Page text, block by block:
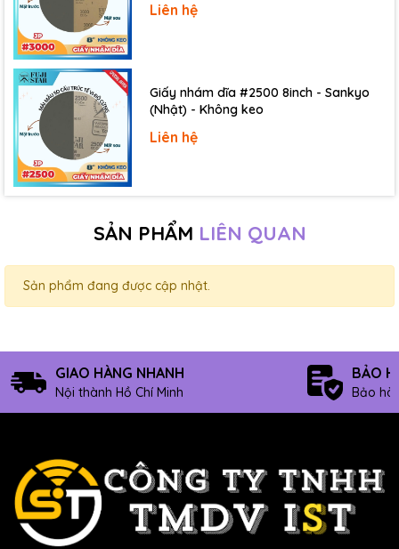
Liên hệ
Giấy nhám dĩa #2500 8inch - Sankyo
(Nhật) - Không keo
Liên hệ
SẢN PHẨM LIÊN QUAN
Sản phẩm đang được cập nhật.
GIAO HÀNG NHANH
Nội thành Hồ Chí Minh
BẢO
Bảo